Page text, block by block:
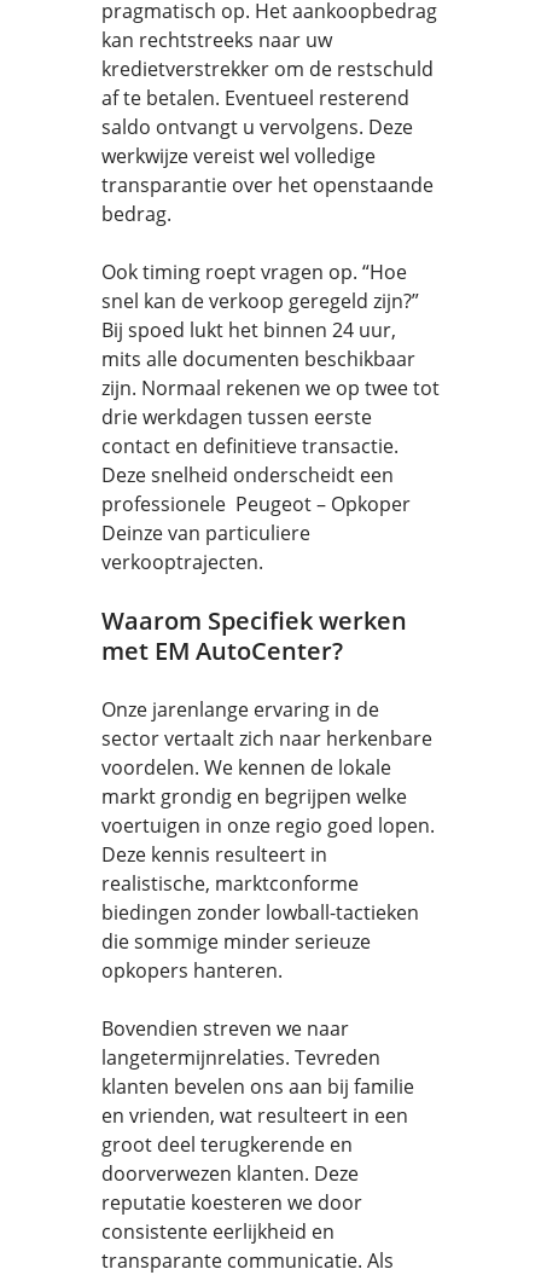
pragmatisch op. Het aankoopbedrag
kan rechtstreeks naar uw
kredietverstrekker om de restschuld
af te betalen. Eventueel resterend
saldo ontvangt u vervolgens. Deze
werkwijze vereist wel volledige
transparantie over het openstaande
bedrag.
Ook timing roept vragen op. “Hoe
snel kan de verkoop geregeld zijn?”
Bij spoed lukt het binnen 24 uur,
mits alle documenten beschikbaar
zijn. Normaal rekenen we op twee tot
drie werkdagen tussen eerste
contact en definitieve transactie.
Deze snelheid onderscheidt een
professionele Peugeot – Opkoper
Deinze van particuliere
verkooptrajecten.
Waarom Specifiek werken
met EM AutoCenter?
Onze jarenlange ervaring in de
sector vertaalt zich naar herkenbare
voordelen. We kennen de lokale
markt grondig en begrijpen welke
voertuigen in onze regio goed lopen.
Deze kennis resulteert in
realistische, marktconforme
biedingen zonder lowball-tactieken
die sommige minder serieuze
opkopers hanteren.
Bovendien streven we naar
langetermijnrelaties. Tevreden
klanten bevelen ons aan bij familie
en vrienden, wat resulteert in een
groot deel terugkerende en
doorverwezen klanten. Deze
reputatie koesteren we door
consistente eerlijkheid en
transparante communicatie. Als